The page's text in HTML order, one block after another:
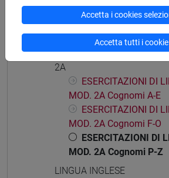
MOD. 1A Cognomi F-O
ESERCITAZIONI DI
MOD. 1A Cognomi P-Z
ESERCITAZIONI DI LINGUA
2A
ESERCITAZIONI DI
MOD. 2A Cognomi A-E
ESERCITAZIONI DI
MOD. 2A Cognomi F-O
ESERCITAZIONI DI
MOD. 2A Cognomi P-Z
LINGUA INGLESE
Accetta i cookies
Accetta tutti i cookie